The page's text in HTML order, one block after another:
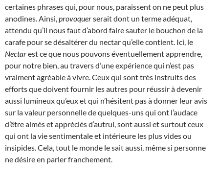
certaines phrases qui, pour nous, paraissent on ne peut plus
anodines. Ainsi, provoquerserait dont un terme adéquat,
attendu qu’il nous faut d’abord faire sauter le bouchon de la
carafe pour se désaltérer du nectar qu’elle contient. Ici, le
Nectarest ce que nous pouvons éventuellement apprendre,
pour notre bien, au travers d’une expérience qui n’est pas
vraiment agréable à vivre. Ceux qui sont très instruits des
efforts que doivent fournir les autres pour réussir à devenir
aussi lumineux qu’eux et qui n’hésitent pas à donner leur avis
sur la valeur personnelle de quelques-uns qui ont l’audace
d’être aimés et appréciés d’autrui, sont aussi et surtout ceux
qui ont la vie sentimentale et intérieure les plus vides ou
insipides. Cela, tout le monde le sait aussi, même si personne
ne désire en parler franchement.